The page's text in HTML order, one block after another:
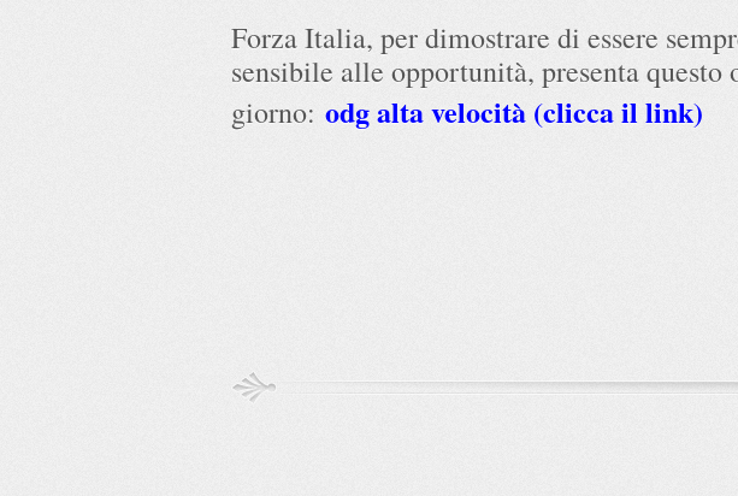
Forza Italia, per dimostrare di essere
sensibile alle opportunità, presenta questo
giorno: odg alta velocità (clicca il link)